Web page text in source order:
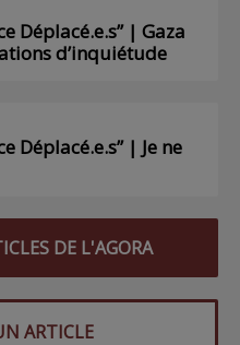
Déplacé.e.s” | Gaza
d’inquiétude
Déplacé.e.s” | Je ne
DE L'AGORA
ARTICLE